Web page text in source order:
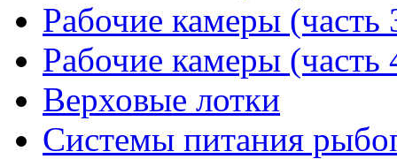
Рабочие камеры (часть
Рабочие камеры (часть
Верховые лотки
Системы питания